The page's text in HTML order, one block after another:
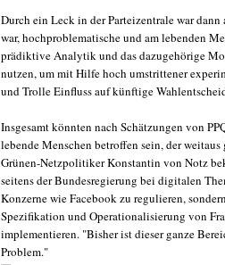
Durch ein Leck in der Parteizentrale war
war, hochproblematische und am lebenden
prädiktive Analytik und das dazugehörige
nutzen, um mit Hilfe hoch umstrittener
und Trolle Einfluss auf künftige
Insgesamt könnten nach Schätzungen von
lebende Menschen betroffen sein, der
Grünen-Netzpolitiker Konstantin von Notz
seitens der Bundesregierung bei digitalen
Konzerne wie Facebook zu regulieren,
Spezifikation und Operationalisierung von
implementieren. "Bisher ist dieser ganze
Problem."